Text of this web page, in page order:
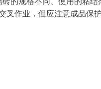
叉作业，但应注意成品保